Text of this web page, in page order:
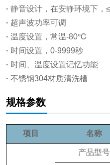
· 静音设计，在安静环境下，
· 超声波功率可调
· 温度设置，常温-80℃
· 时间设置，0-9999秒
· 时间、温度设置记忆功能
· 不锈钢304材质清洗槽
规格参数
项目 名称
产品型号